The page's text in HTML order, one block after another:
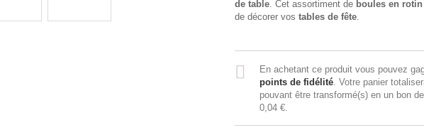
de table. Cet assortiment de boules en rotin
de décorer vos tables de fête.
En achetant ce produit vous pouvez
points de fidélité. Votre panier
pouvant être transformé(s) en un bon
0,04 €.